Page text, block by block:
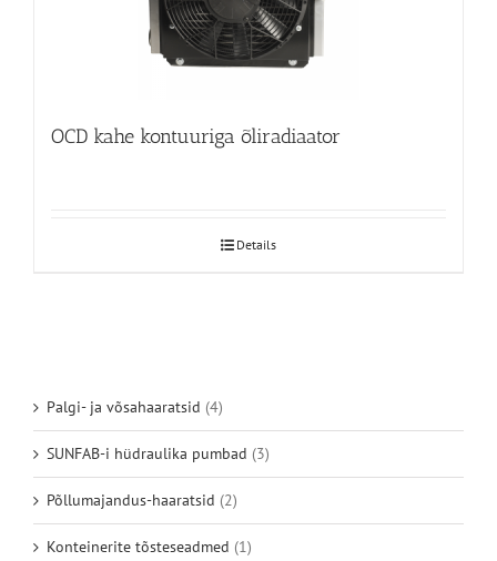
OCD kahe kontuuriga õliradiaator
Details
Palgi- ja võsahaaratsid (4)
SUNFAB-i hüdraulika pumbad (3)
Põllumajandus-haaratsid (2)
Konteinerite tõsteseadmed (1)